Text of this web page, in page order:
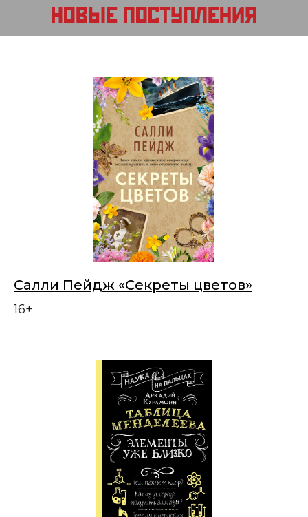
Салли Пейдж «Секреты цветов»
16+